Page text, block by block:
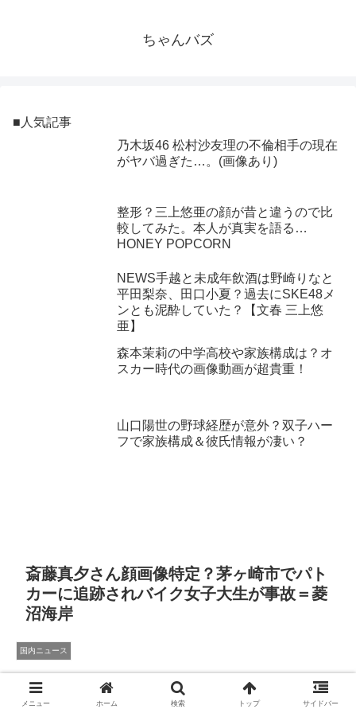
ちゃんバズ
■人気記事
乃木坂46 松村沙友理の不倫相手の現在
がヤバ過ぎた…。(画像あり)
整形？三上悠亜の顔が昔と違うので比
較してみた。本人が真実を語る…
HONEY POPCORN
NEWS手越と未成年飲酒は野崎りなと
平田梨奈、田口小夏？過去にSKE48メ
ンとも泥酔していた？【文春 三上悠
亜】
森本茉莉の中学高校や家族構成は？オ
スカー時代の画像動画が超貴重！
山口陽世の野球経歴が意外？双子ハー
フで家族構成＆彼氏情報が凄い？
斎藤真夕さん顔画像特定？茅ヶ崎市でパト
カーに追跡されバイク女子大生が事故＝菱
沼海岸
国内ニュース
メニュー ホーム 検索 トップ サイドバー